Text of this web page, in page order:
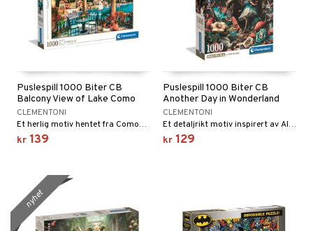
Puslespill 1000 Biter CB
Balcony View of Lake Como
CLEMENTONI
Et herlig motiv hentet fra Comosjøen i Italia.
kr 139
Puslespill 1000 Biter CB
Another Day in Wonderland
CLEMENTONI
Et detaljrikt motiv inspirert av Alice i Eventyrland.
kr 129
nyhet